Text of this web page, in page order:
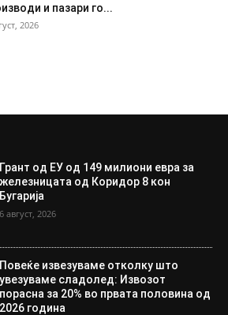
и пазари го...
2026
Грант од ЕУ од 149 милиони евра за
железницата од Коридор 8 кон
Бугарија
6 август, 2026
Повеќе извезуваме отколку што
увезуваме сладолед: Извозот
порасна за 20% во првата половина од
2026 година